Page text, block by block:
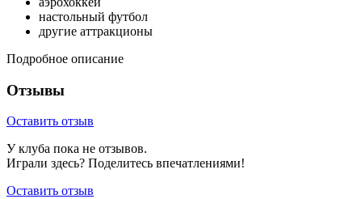
настольный футбол
другие аттракционы
Подробное описание
Отзывы
Оставить отзыв
У клуба пока не отзывов.
Играли здесь? Поделитесь впечатлениями!
Оставить отзыв